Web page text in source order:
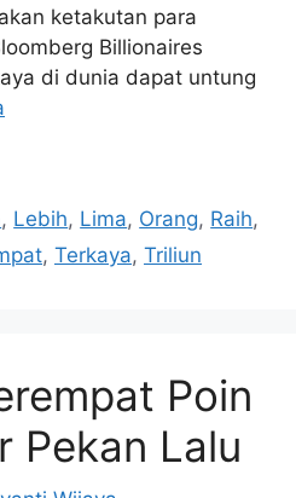
ketakutan para
Billionaires
di dunia dapat untung
, Lebih, Lima, Orang, Raih,
, Terkaya, Triliun
Poin
Pekan Lalu